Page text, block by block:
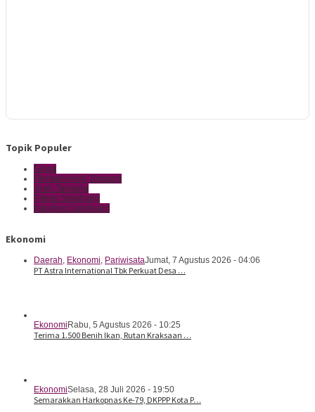
Topik Populer
Gowa
Pemkab Aceh Tamiang
Aceh Tamiang
Polres Sukoharjo
Kapolres Sukoharjo
Ekonomi
Daerah Ekonomi PariwisataJumat, 7 Agustus 2026 - 04:06
PT Astra International Tbk Perkuat Desa …
EkonomiRabu, 5 Agustus 2026 - 10:25
Terima 1.500 Benih Ikan, Rutan Kraksaan …
EkonomiSelasa, 28 Juli 2026 - 19:50
Semarakkan Harkopnas Ke-79, DKPPP Kota P…